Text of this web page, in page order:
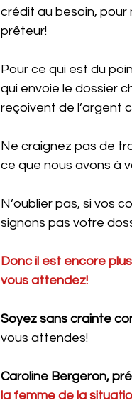
crédit au besoin, pour
prêteur!
Pour ce qui est du
qui envoie le dossier
reçoivent de l’argent
Ne craignez pas de
ce que nous avons à
N’oublier pas, si vos
signons pas votre
Donc il est encore
vous attendez!
Soyez sans crainte
vous attendes!
Caroline Bergeron,
la femme de la